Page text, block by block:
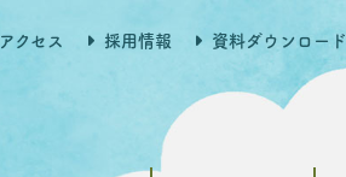
アクセス 採用情報 資料ダウンロード